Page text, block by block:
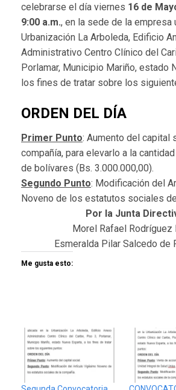
celebrarse el día viernes 16 de
9:00 a.m., en la sede de la empresa
Urbanización La Arboleda, Edificio
Administrativo Centro Clínico del
Porlamar, Municipio Mariño, estado
los fines de tratar sobre los
ORDEN DEL DÍA
Primer Punto: Aumento del capital
compañía, para elevarlo a la
de bolívares (Bs. 3.000.000,00).
Segundo Punto: Modificación del
Noveno de los estatutos sociales
Por la Junta
Morel Rafael Rodríguez
Esmeralda Pilar Salcedo de
Me gusta esto: